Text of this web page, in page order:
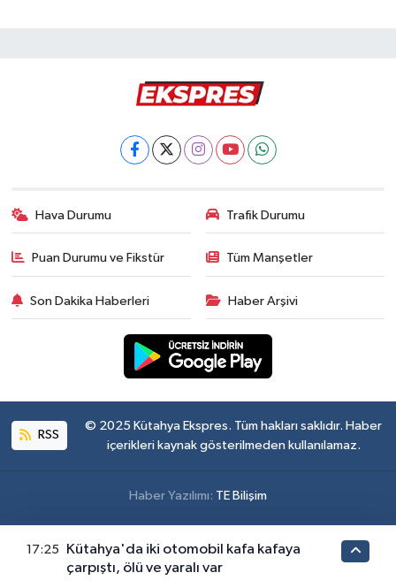
Hava Durumu Trafik Durumu
Puan Durumu ve Fikstür Tüm Manşetler
Son Dakika Haberleri Haber Arşivi
RSS
© 2025 Kütahya Ekspres. Tüm hakları saklıdır. Haber
içerikleri kaynak gösterilmeden kullanılamaz.
Haber Yazılımı: TE Bilişim
17:25
Kütahya'da iki otomobil kafa kafaya
çarpıştı, ölü ve yaralı var